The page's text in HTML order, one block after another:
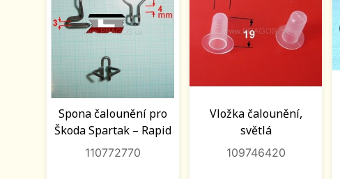
Spona čalounění pro
Škoda Spartak – Rapid
110772770
Vložka čalounění,
světlá
109746420